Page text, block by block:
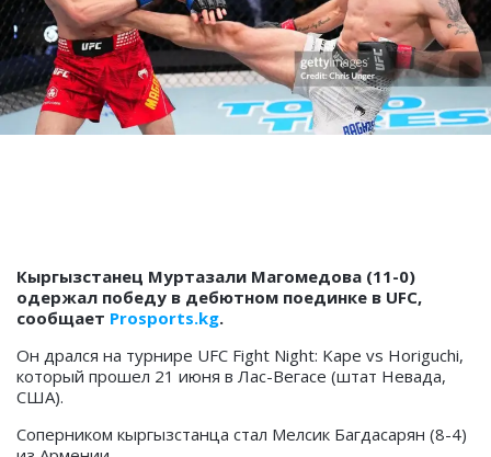
Кыргызстанец Муртазали Магомедова (11-0)
одержал победу в дебютном поединке в UFC,
сообщает Prosports.kg.
Он дрался на турнире UFC Fight Night: Kape vs Horiguchi,
который прошел 21 июня в Лас-Вегасе (штат Невада,
США).
Соперником кыргызстанца стал Мелсик Багдасарян (8-4)